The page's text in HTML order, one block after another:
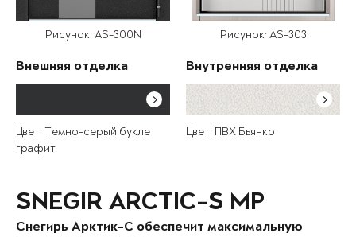
Рисунок: AS-300N
Внешняя отделка
Цвет: Темно-серый букле
графит
Рисунок: AS-303
Внутренняя отделка
Цвет: ПВХ Бьянко
SNEGIR ARCTIC-S MP
Снегирь Арктик-С обеспечит максимальную